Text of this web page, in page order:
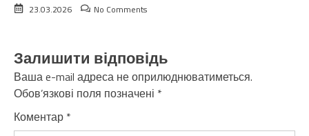
23.03.2026
No Comments
Залишити відповідь
Ваша e-mail адреса не оприлюднюватиметься.
Обов’язкові поля позначені *
Коментар *